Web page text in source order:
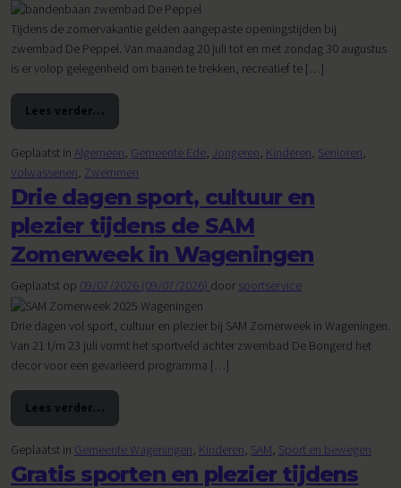
Tijdens de zomervakantie gelden aangepaste openingstijden bij
zwembad De Peppel. Van maandag 20 juli tot en met zondag 30 augustus
is er volop gelegenheid om banen te trekken, recreatief te […]
Lees verder…from Volop zwemplezier in de zomervakantie bij zwembad
Geplaatst in Algemeen, Gemeente Ede, Jongeren, Kinderen, Senioren,
Volwassenen, Zwemmen
Drie dagen sport, cultuur en
plezier tijdens de SAM
Zomerweek in Wageningen
Geplaatst op 09/07/2026 (09/07/2026) door sportservice
Drie dagen vol sport, cultuur en plezier bij SAM Zomerweek in Wageningen.
Van 21 t/m 23 juli vormt het sportveld achter zwembad De Bongerd het
decor voor een gevarieerd programma […]
Lees verder…from Drie dagen sport, cultuur en plezier tijdens de SAM
Geplaatst in Gemeente Wageningen, Kinderen, SAM, Sport en bewegen
Gratis sporten en plezier tijdens